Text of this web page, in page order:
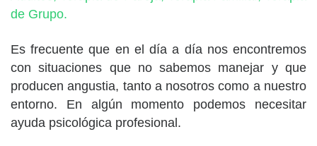
de Grupo.
Es frecuente que en el día a día nos encontremos
con situaciones que no sabemos manejar y que
producen angustia, tanto a nosotros como a nuestro
entorno. En algún momento podemos necesitar
ayuda psicológica profesional.